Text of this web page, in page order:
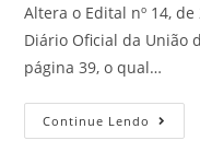
Altera o Edital nº 14,
Diário Oficial da União
página 39, o qual…
Continue Lendo